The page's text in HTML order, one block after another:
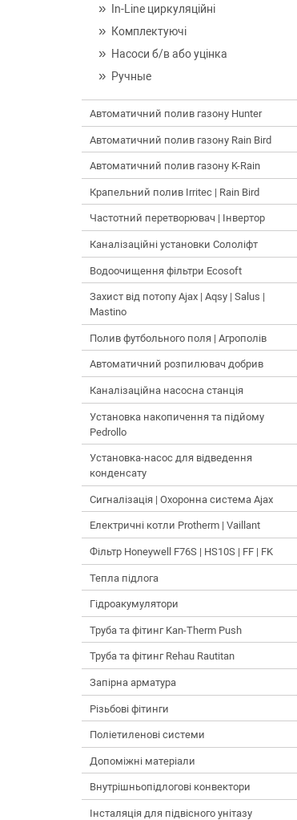
In-Line циркуляційні
Комплектуючі
Насоси б/в або уцінка
Ручные
Автоматичний полив газону Hunter
Автоматичний полив газону Rain Bird
Автоматичний полив газону K-Rain
Крапельний полив Irritec | Rain Bird
Частотний перетворювач | Інвертор
Каналізаційні установки Сололіфт
Водоочищення фільтри Ecosoft
Захист від потопу Ajax | Aqsy | Salus |
Mastino
Полив футбольного поля | Агрополів
Автоматичний розпилювач добрив
Каналізаційна насосна станція
Установка накопичення та підйому
Pedrollo
Установка-насос для відведення
конденсату
Сигналізація | Охоронна система Ajax
Електричні котли Protherm | Vaillant
Фільтр Honeywell F76S | HS10S | FF | FK
Тепла підлога
Гідроакумулятори
Труба та фітинг Kan-Therm Push
Труба та фітинг Rehau Rautitan
Запірна арматура
Різьбові фітинги
Поліетиленові системи
Допоміжні матеріали
Внутрішньопідлогові конвектори
Інсталяція для підвісного унітазу